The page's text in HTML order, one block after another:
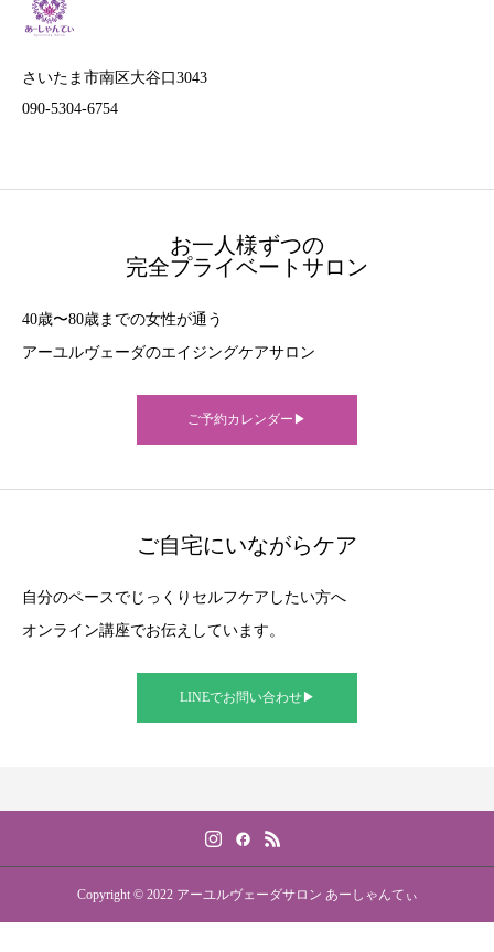
さいたま市南区大谷口3043
090-5304-6754
お一人様ずつの
完全プライベートサロン
40歳〜80歳までの女性が通う
アーユルヴェーダのエイジングケアサロン
ご予約カレンダー▶︎
ご自宅にいながらケア
自分のペースでじっくりセルフケアしたい方へ
オンライン講座でお伝えしています。
LINEでお問い合わせ▶︎
Copyright © 2022 アーユルヴェーダサロン あーしゃんてぃ